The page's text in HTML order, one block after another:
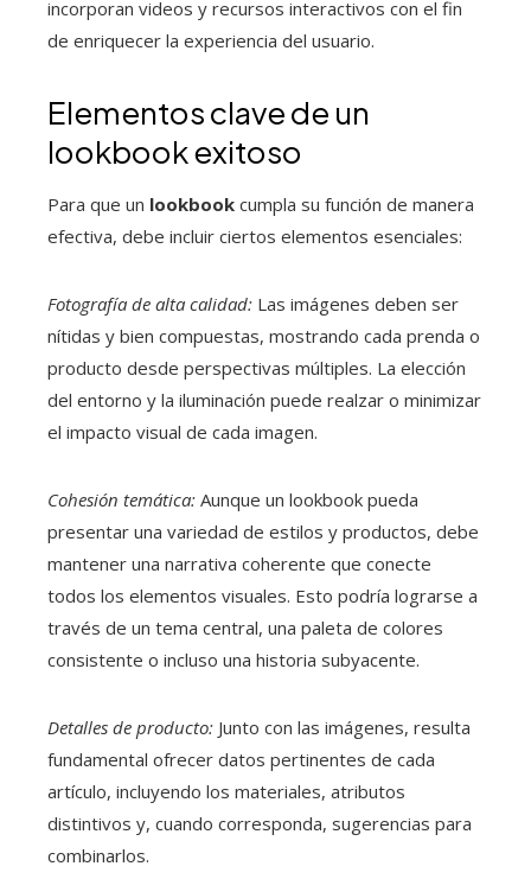
incorporan videos y recursos interactivos con el fin
de enriquecer la experiencia del usuario.
Elementos clave de un
lookbook exitoso
Para que un lookbook cumpla su función de manera
efectiva, debe incluir ciertos elementos esenciales:
Fotografía de alta calidad: Las imágenes deben ser
nítidas y bien compuestas, mostrando cada prenda o
producto desde perspectivas múltiples. La elección
del entorno y la iluminación puede realzar o minimizar
el impacto visual de cada imagen.
Cohesión temática: Aunque un lookbook pueda
presentar una variedad de estilos y productos, debe
mantener una narrativa coherente que conecte
todos los elementos visuales. Esto podría lograrse a
través de un tema central, una paleta de colores
consistente o incluso una historia subyacente.
Detalles de producto: Junto con las imágenes, resulta
fundamental ofrecer datos pertinentes de cada
artículo, incluyendo los materiales, atributos
distintivos y, cuando corresponda, sugerencias para
combinarlos.